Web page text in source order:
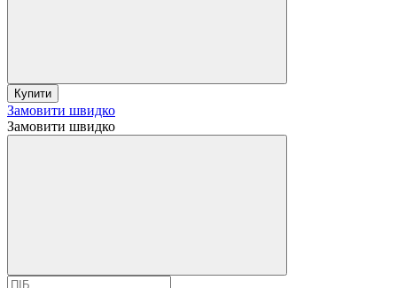
Купити
Замовити швидко
Замовити швидко